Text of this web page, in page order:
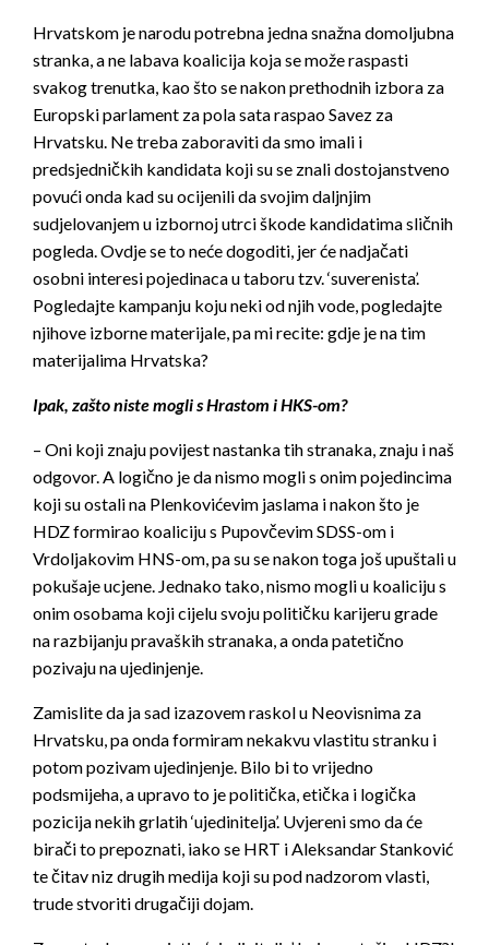
Hrvatskom je narodu potrebna jedna snažna domoljubna
stranka, a ne labava koalicija koja se može raspasti
svakog trenutka, kao što se nakon prethodnih izbora za
Europski parlament za pola sata raspao Savez za
Hrvatsku. Ne treba zaboraviti da smo imali i
predsjedničkih kandidata koji su se znali dostojanstveno
povući onda kad su ocijenili da svojim daljnjim
sudjelovanjem u izbornoj utrci škode kandidatima sličnih
pogleda. Ovdje se to neće dogoditi, jer će nadjačati
osobni interesi pojedinaca u taboru tzv. ‘suverenista’.
Pogledajte kampanju koju neki od njih vode, pogledajte
njihove izborne materijale, pa mi recite: gdje je na tim
materijalima Hrvatska?
Ipak, zašto niste mogli s Hrastom i HKS-om?
– Oni koji znaju povijest nastanka tih stranaka, znaju i naš
odgovor. A logično je da nismo mogli s onim pojedincima
koji su ostali na Plenkovićevim jaslama i nakon što je
HDZ formirao koaliciju s Pupovčevim SDSS-om i
Vrdoljakovim HNS-om, pa su se nakon toga još upuštali u
pokušaje ucjene. Jednako tako, nismo mogli u koaliciju s
onim osobama koji cijelu svoju političku karijeru grade
na razbijanju pravaških stranaka, a onda patetično
pozivaju na ujedinjenje.
Zamislite da ja sad izazovem raskol u Neovisnima za
Hrvatsku, pa onda formiram nekakvu vlastitu stranku i
potom pozivam ujedinjenje. Bilo bi to vrijedno
podsmijeha, a upravo to je politička, etička i logička
pozicija nekih grlatih ‘ujedinitelja’. Uvjereni smo da će
birači to prepoznati, iako se HRT i Aleksandar Stanković
te čitav niz drugih medija koji su pod nadzorom vlasti,
trude stvoriti drugačiji dojam.